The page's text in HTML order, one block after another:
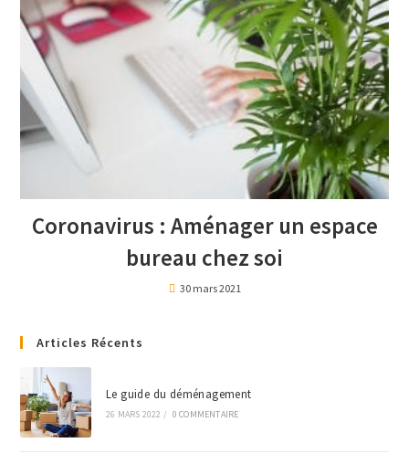
Coronavirus : Aménager un espace
bureau chez soi
30 mars 2021
Articles Récents
Le guide du déménagement
26 MARS 2022 / 0 COMMENTAIRE